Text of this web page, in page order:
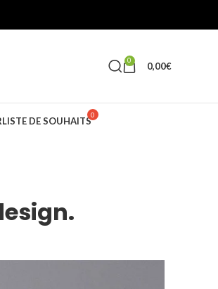
0 0,00€
LISTE DE SOUHAITS